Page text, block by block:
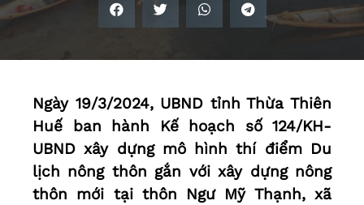
Ngày 19/3/2024, UBND tỉnh Thừa Thiên
Huế ban hành Kế hoạch số 124/KH-
UBND xây dựng mô hình thí điểm Du
lịch nông thôn gắn với xây dựng nông
thôn mới tại thôn Ngư Mỹ Thạnh, xã